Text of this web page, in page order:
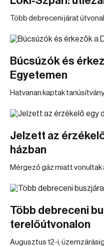
Több debreceni járat
Búcsúzók és
Egyetemen
Hatvanan kaptak
Jelzett az
házban
Mérgező gáz miatt vonultak
Több debreceni
terelőútvonalon
Augusztus 12-i,